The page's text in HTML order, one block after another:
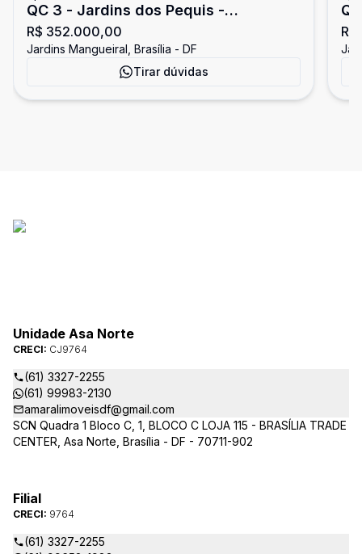
QC 3 - Jardins dos Pequis -
Apartamento com 2 quartos - 1 vaga -
Jardim Mangueiral
R$ 352.000,00
Jardins Mangueiral, Brasília - DF
Tirar dúvidas
Unidade Asa Norte
CRECI: CJ9764
(61) 3327-2255
(61) 99983-2130
amaralimoveisdf@gmail.com
SCN Quadra 1 Bloco C, 1, BLOCO C LOJA 115 - BRASÍLIA TRADE
CENTER, Asa Norte, Brasília - DF - 70711-902
Filial
CRECI: 9764
(61) 3327-2255